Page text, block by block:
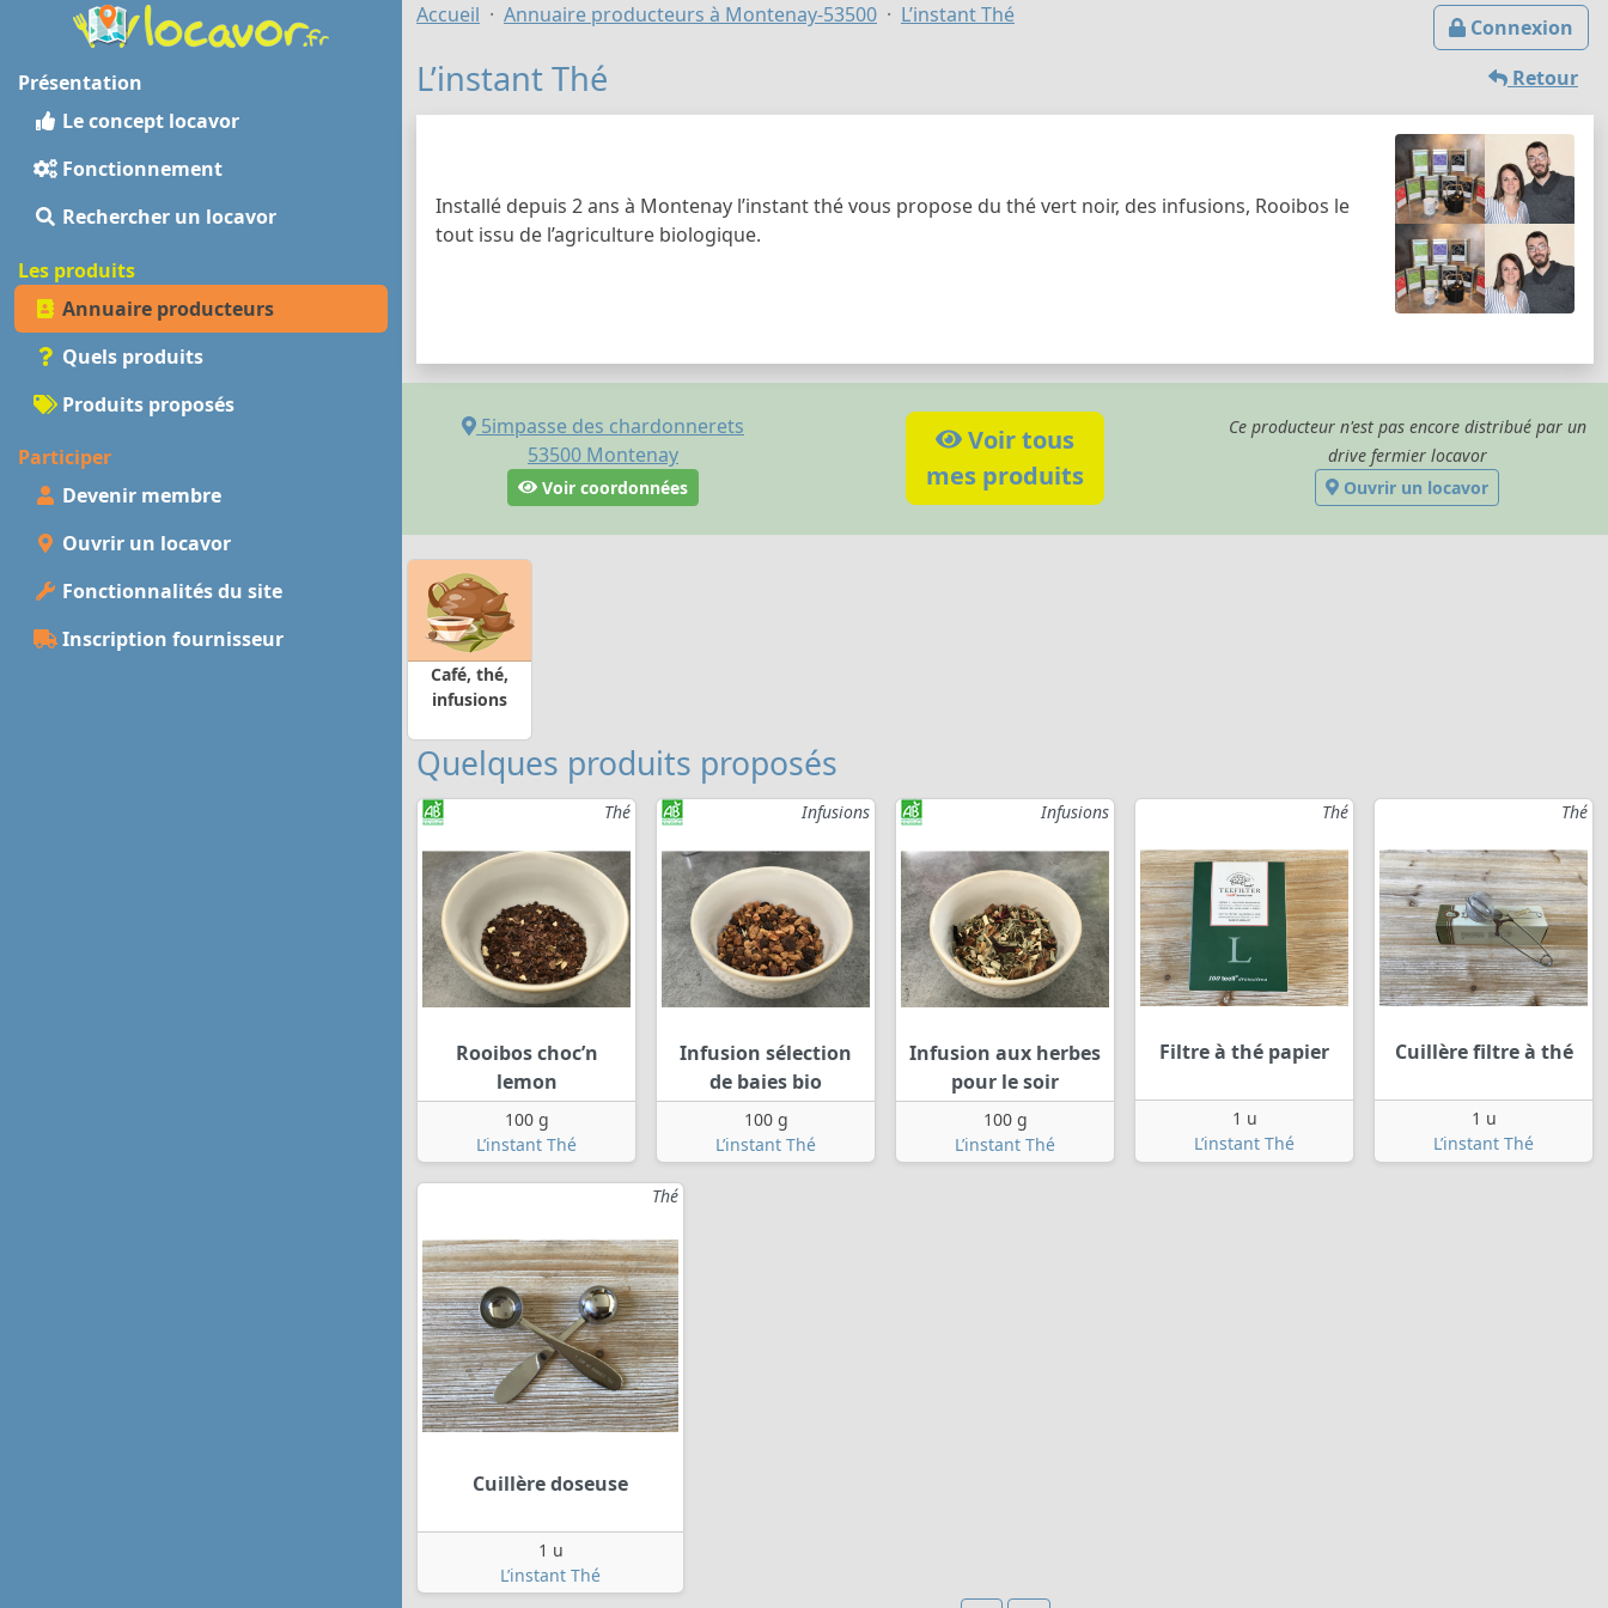
Présentation
Le concept locavor
Fonctionnement
Rechercher un locavor
Les produits
Annuaire producteurs
Quels produits
Produits proposés
Participer
Devenir membre
Ouvrir un locavor
Fonctionnalités du site
Inscription fournisseur
Connexion
Accueil Annuaire producteurs à Montenay-53500 L’instant Thé
Retour
L’instant Thé
Installé depuis 2 ans à Montenay l’instant thé vous propose du thé vert noir, des infusions, Rooibos le
tout issu de l’agriculture biologique.
5impasse des chardonnerets
53500 Montenay
Voir coordonnées
Voir tous
mes produits
Ce producteur n'est pas encore distribué par un
drive fermier locavor
Ouvrir un locavor
Café, thé,
infusions
Quelques produits proposés
Thé
Rooibos choc’n
lemon
100 g
L’instant Thé
Infusions
Infusion sélection
de baies bio
100 g
L’instant Thé
Infusions
Infusion aux herbes
pour le soir
100 g
L’instant Thé
Thé
Filtre à thé papier
1 u
L’instant Thé
Thé
Cuillère filtre à thé
1 u
L’instant Thé
Thé
Cuillère doseuse
1 u
L’instant Thé